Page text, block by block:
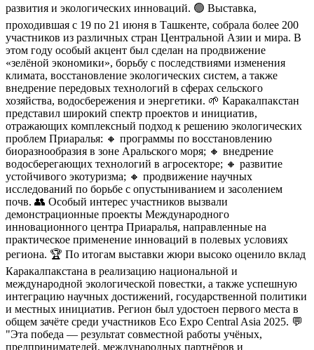
развития и экологических инноваций. 🟢 Выставка,
проходившая с 19 по 21 июня в Ташкенте, собрала более 200
участников из различных стран Центральной Азии и мира. В
этом году особый акцент был сделан на продвижение
«зелёной экономики», борьбу с последствиями изменения
климата, восстановление экологических систем, а также
внедрение передовых технологий в сферах сельского
хозяйства, водосбережения и энергетики. 🌱 Каракалпакстан
представил широкий спектр проектов и инициатив,
отражающих комплексный подход к решению экологических
проблем Приаралья: 🔸 программы по восстановлению
биоразнообразия в зоне Аральского моря; 🔸 внедрение
водосберегающих технологий в агросекторе; 🔸 развитие
устойчивого экотуризма; 🔸 продвижение научных
исследований по борьбе с опустыниванием и засолением
почв. 👥 Особый интерес участников вызвали
демонстрационные проекты Международного
инновационного центра Приаралья, направленные на
практическое применение инноваций в полевых условиях
региона. 🏆 По итогам выставки жюри высоко оценило вклад
Каракалпакстана в реализацию национальной и
международной экологической повестки, а также успешную
интеграцию научных достижений, государственной политики
и местных инициатив. Регион был удостоен первого места в
общем зачёте среди участников Eco Expo Central Asia 2025. 💬
"Эта победа — результат совместной работы учёных,
предпринимателей, международных партнёров и